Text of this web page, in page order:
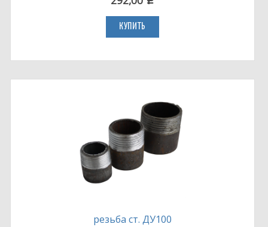
КУПИТЬ
резьба ст. ДУ100